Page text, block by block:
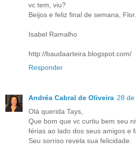
vc tem, viu?
Beijos e feliz final de semana, Flor.
Isabel Ramalho
http://baudaarteira.blogspot.com/
Responder
Andréa Cabral de Oliveira 28 de
Olá querida Tays,
Que bom que vc curtiu bem seu
férias ao lado dos seus amigos e
Seu sorriso revela sua felicidade.